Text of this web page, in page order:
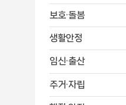
보호·돌봄
생활안정
임신·출산
주거·자립